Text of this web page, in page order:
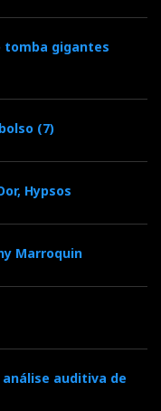
tomba gigantes
(7)
Hypsos
Marroquin
análise auditiva de